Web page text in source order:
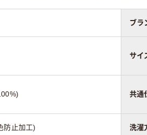
ブラ
サイ
共通
防止加工) 洗濯